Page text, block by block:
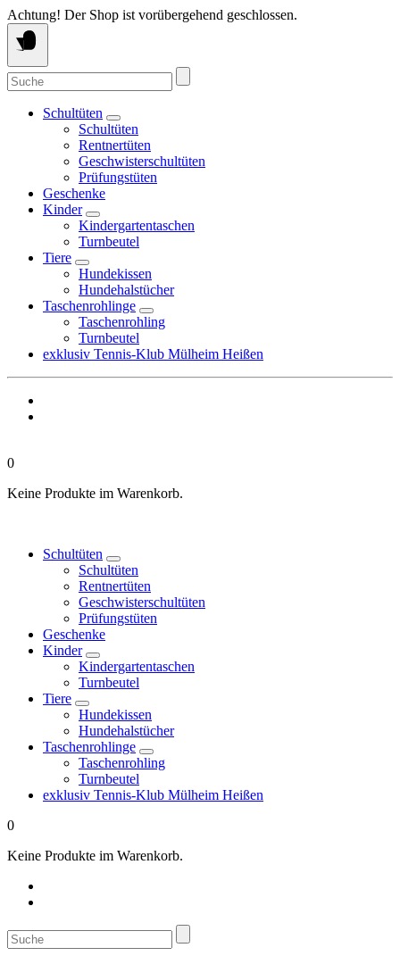
Springe
zum
Inhalt
Achtung! Der Shop ist vorübergehend geschlossen.
Suche
nach:
Schultüten
Schultüten
Rentnertüten
Geschwisterschultüten
Prüfungstüten
Geschenke
Kinder
Kindergartentaschen
Turnbeutel
Tiere
Hundekissen
Hundehalstücher
Taschenrohlinge
Taschenrohling
Turnbeutel
exklusiv Tennis-Klub Mülheim Heißen
0
Keine Produkte im Warenkorb.
Schultüten
Schultüten
Rentnertüten
Geschwisterschultüten
Prüfungstüten
Geschenke
Kinder
Kindergartentaschen
Turnbeutel
Tiere
Hundekissen
Hundehalstücher
Taschenrohlinge
Taschenrohling
Turnbeutel
exklusiv Tennis-Klub Mülheim Heißen
0
Keine Produkte im Warenkorb.
Suche
nach: